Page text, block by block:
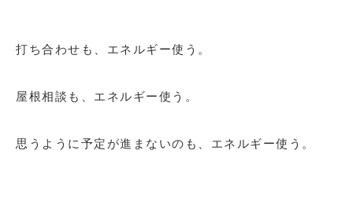
打ち合わせも、エネルギー使う。
屋根相談も、エネルギー使う。
思うように予定が進まないのも、エネルギー使う。